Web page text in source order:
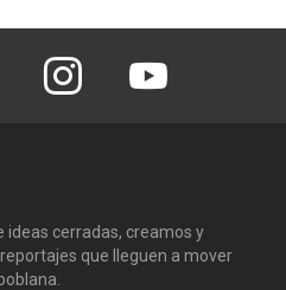
Instagram
ideas cerradas, creamos y
que lleguen a mover